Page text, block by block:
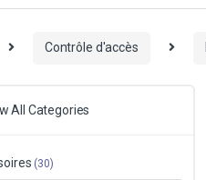
Contrôle d'accès
All Categories
(30)